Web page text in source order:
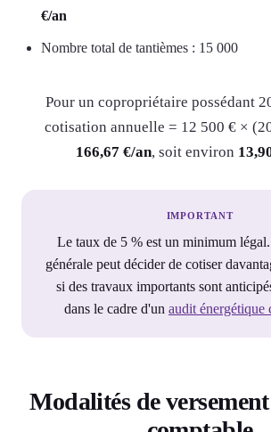
€/an
Nombre total de tantièmes : 15 000
Pour un copropriétaire possédant
cotisation annuelle = 12 500 € ×
166,67 €/an, soit environ
IMPORTANT
Le taux de 5 % est un minimum
générale peut décider de cotiser
si des travaux importants sont
dans le cadre d'un audit énergétique
Modalités de